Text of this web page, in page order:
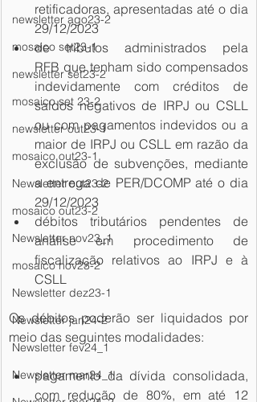
newsletter ago23-2
mosaico set23-1
newsletter set23-2
mosaico set 23-2
newsletter out23-1
mosaico out23-1
Newsletter out23-2
mosaico out23-2
Newsletter nov23_1
mosaico nov23-2
Newsletter dez23-1
Newsletter jan24-2
Newsletter fev24_1
Newsletter mar24_1
retificadoras, apresentadas até o dia
29/12/2023
de tributos administrados pela
RFB que tenham sido compensados
indevidamente com créditos de
saldos negativos de IRPJ ou CSLL
ou com pagamentos indevidos ou a
maior de IRPJ ou CSLL em razão da
exclusão de subvenções, mediante
a entrega de PER/DCOMP até o dia
29/12/2023
débitos tributários pendentes de
análise em procedimento de
fiscalização relativos ao IRPJ e à
CSLL
Os débitos poderão ser liquidados por
meio das seguintes modalidades:
pagamento da dívida consolidada,
com redução de 80%, em até 12